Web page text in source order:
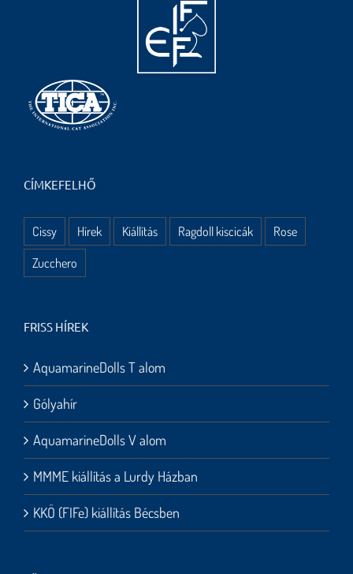
CÍMKEFELHŐ
Cissy Hírek Kiállítás Ragdoll kiscicák
Rose
Zucchero
FRISS HÍREK
AquamarineDolls T alom
Gólyahír
AquamarineDolls V alom
MMME kiállítás a Lurdy Házban
KKÖ (FIFe) kiállítás Bécsben